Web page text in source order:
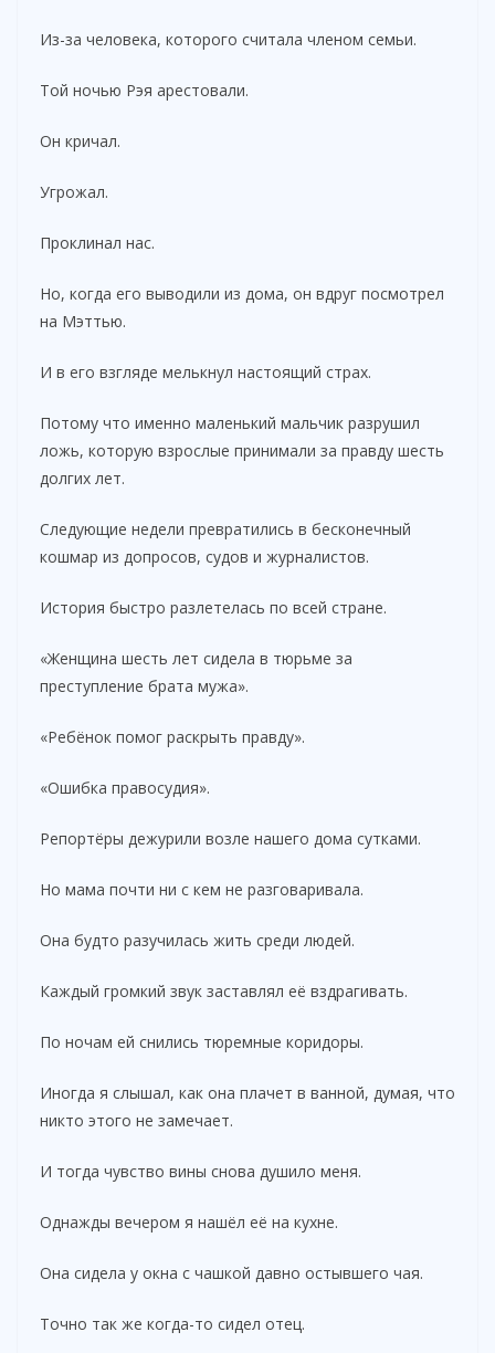
Из-за человека, которого считала членом семьи.
Той ночью Рэя арестовали.
Он кричал.
Угрожал.
Проклинал нас.
Но, когда его выводили из дома, он вдруг посмотрел
на Мэттью.
И в его взгляде мелькнул настоящий страх.
Потому что именно маленький мальчик разрушил
ложь, которую взрослые принимали за правду шесть
долгих лет.
Следующие недели превратились в бесконечный
кошмар из допросов, судов и журналистов.
История быстро разлетелась по всей стране.
«Женщина шесть лет сидела в тюрьме за
преступление брата мужа».
«Ребёнок помог раскрыть правду».
«Ошибка правосудия».
Репортёры дежурили возле нашего дома сутками.
Но мама почти ни с кем не разговаривала.
Она будто разучилась жить среди людей.
Каждый громкий звук заставлял её вздрагивать.
По ночам ей снились тюремные коридоры.
Иногда я слышал, как она плачет в ванной, думая, что
никто этого не замечает.
И тогда чувство вины снова душило меня.
Однажды вечером я нашёл её на кухне.
Она сидела у окна с чашкой давно остывшего чая.
Точно так же когда-то сидел отец.